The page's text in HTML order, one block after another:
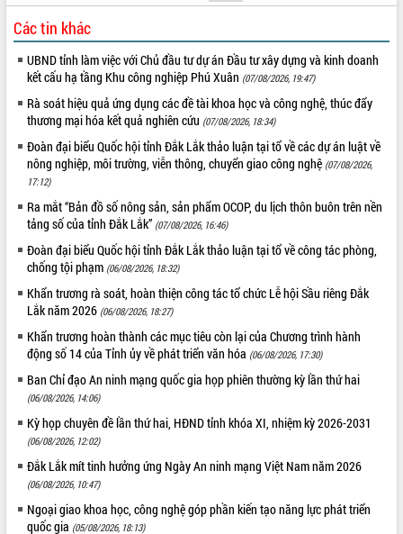
Lễ truy tặng danh hiệu “Bà Mẹ Việt
Nam Anh hùng” và trao Huân chương
Lao động
UBND tỉnh Đắk Lắk triển khai nhiệm
vụ 6 tháng cuối năm 2026
Kỳ họp thứ Hai, Hội đồng nhân dân
tỉnh khóa XI quyết nghị nhiều nội dung
quan trọng
Bí thư Tỉnh ủy Lương Nguyễn Minh
Triết thăm, tặng quà người có công với
cách mạng
Rà soát, hoàn thiện hệ thống thiết chế
văn hóa, thể thao đáp ứng yêu cầu
phát triển mới
Thường trực HĐND tỉnh Đắk Lắk gặp
mặt Đoàn chuyên gia y tế TP. Hồ Chí
Lễ truy điệu và an táng hài cốt liệt sĩ
tại Nghĩa trang Liệt sĩ xã Sơn Hòa
Bàn giải pháp tháo gỡ khó khăn trong
xuất khẩu sầu riêng và triển khai quy
định EUDR
Thứ trưởng Bộ Nông nghiệp và Môi
trường Nguyễn Hoàng Hiệp khảo sát
vùng trồng và doanh nghiệp đóng gói
Trình diễn nghệ thuật chế biến các
ALBUM ẢNH
LIÊN KẾT WEB
THỐNG KÊ TRUY CẬP
Hôm nay:
Tất cả: 66073248
Các tin khác
UBND tỉnh làm việc với Chủ đầu tư dự án Đầu tư xây dựng và kinh doanh
kết cấu hạ tầng Khu công nghiệp Phú Xuân (07/08/2026, 19:47)
Rà soát hiệu quả ứng dụng các đề tài khoa học và công nghệ, thúc đẩy
thương mại hóa kết quả nghiên cứu (07/08/2026, 18:34)
Đoàn đại biểu Quốc hội tỉnh Đắk Lắk thảo luận tại tổ về các dự án luật về
nông nghiệp, môi trường, viễn thông, chuyển giao công nghệ (07/08/2026,
17:12)
Ra mắt “Bản đồ số nông sản, sản phẩm OCOP, du lịch thôn buôn trên nền
tảng số của tỉnh Đắk Lắk” (07/08/2026, 16:46)
Đoàn đại biểu Quốc hội tỉnh Đắk Lắk thảo luận tại tổ về công tác phòng,
chống tội phạm (06/08/2026, 18:32)
Khẩn trương rà soát, hoàn thiện công tác tổ chức Lễ hội Sầu riêng Đắk
Lắk năm 2026 (06/08/2026, 18:27)
Khẩn trương hoàn thành các mục tiêu còn lại của Chương trình hành
động số 14 của Tỉnh ủy về phát triển văn hóa (06/08/2026, 17:30)
Ban Chỉ đạo An ninh mạng quốc gia họp phiên thường kỳ lần thứ hai
(06/08/2026, 14:06)
Kỳ họp chuyên đề lần thứ hai, HĐND tỉnh khóa XI, nhiệm kỳ 2026-2031
(06/08/2026, 12:02)
Đắk Lắk mít tinh hưởng ứng Ngày An ninh mạng Việt Nam năm 2026
(06/08/2026, 10:47)
Ngoại giao khoa học, công nghệ góp phần kiến tạo năng lực phát triển
quốc gia (05/08/2026, 18:13)